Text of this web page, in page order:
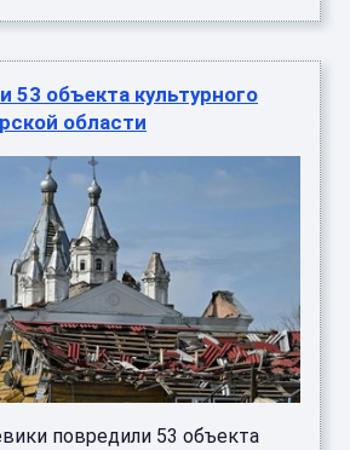
53 объекта культурного
области
повредили 53 объекта